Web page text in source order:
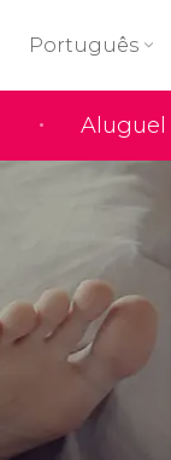
Aluguel
Português